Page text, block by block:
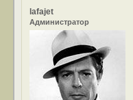
lafajet
Администратор